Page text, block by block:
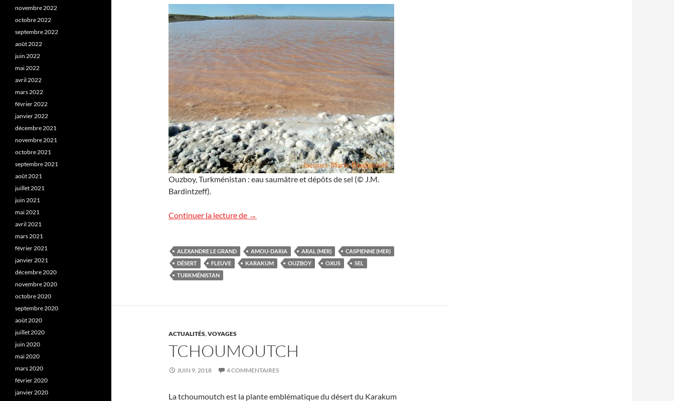
Ouzboy, Turkménistan : eau saumâtre et dépôts de sel (© J.M.
Bardintzeff).
Continuer la lecture de Ouzboy, Turkménistan
→
ALEXANDRE LE GRAND AMOU-DARIA ARAL (MER)
CASPIENNE (MER)
DÉSERT
FLEUVE KARAKUM OUZBOY OXUS
SEL
TURKMÉNISTAN
ACTUALITÉS,VOYAGES
TCHOUMOUTCH
JUIN 9, 2018 4 COMMENTAIRES
La tchoumoutch est la plante emblématique du désert du Karakum
novembre 2022
octobre 2022
septembre 2022
août 2022
juin 2022
mai 2022
avril 2022
mars 2022
février 2022
janvier 2022
décembre 2021
novembre 2021
octobre 2021
septembre 2021
août 2021
juillet 2021
juin 2021
mai 2021
avril 2021
mars 2021
février 2021
janvier 2021
décembre 2020
novembre 2020
octobre 2020
septembre 2020
août 2020
juillet 2020
juin 2020
mai 2020
mars 2020
février 2020
janvier 2020